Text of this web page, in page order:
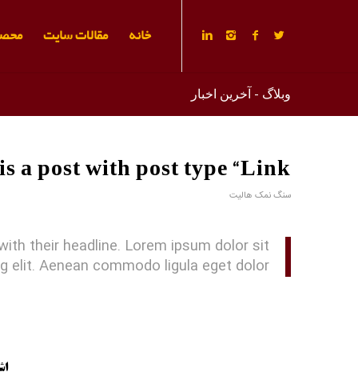
خانه مقالات سایت
وبلاگ - آخرین اخبار
a post with post type “Link”
سنگ نمک هالیت
their headline. Lorem ipsum dolor sit
elit. Aenean commodo ligula eget dolor.